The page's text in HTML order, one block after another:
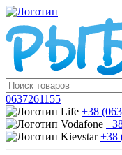
0637261155
+38
+38